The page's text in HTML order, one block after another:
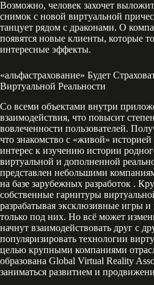
Возможно, человек захочет
снимок с новой виртуальной
танцует рядом с драконами. О
появятся новые клиенты, которые
интересные эффекты.
«альфастрахование» Будет
Виртуальной Реальности
Со всеми объектами внутри
взаимодействия, что повысит
вовлеченности пользователей.
что знакомство с «живой»
интерес к изучению истории
виртуальной и дополненной
представлен небольшими
на базе зарубежных разработок .
собственные гарнитуры
разрабатывая эксклюзивные игры
только под них. Но всё может
начнут взаимодействовать друг с
популяризировать технологии
целью крупными компаниями
образована Global Virtual Reality
заниматься развитием и